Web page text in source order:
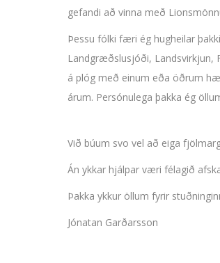
gefandi að vinna með
Þessu fólki færi ég hugheilar
Landgræðslusjóði,
á plóg með einum eða öðrum
árum. Persónulega þakka ég
Við búum svo vel að eiga
Án ykkar hjálpar væri félagið
Þakka ykkur öllum fyrir
Jónatan Garðarsson